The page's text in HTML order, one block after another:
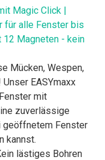
Magic Click |
für alle Fenster bis
12 Magneten - kein
Mücken, Wespen,
EASYmaxx
mit
zuverlässige
geöffnetem Fenster
kannst.
lästiges Bohren